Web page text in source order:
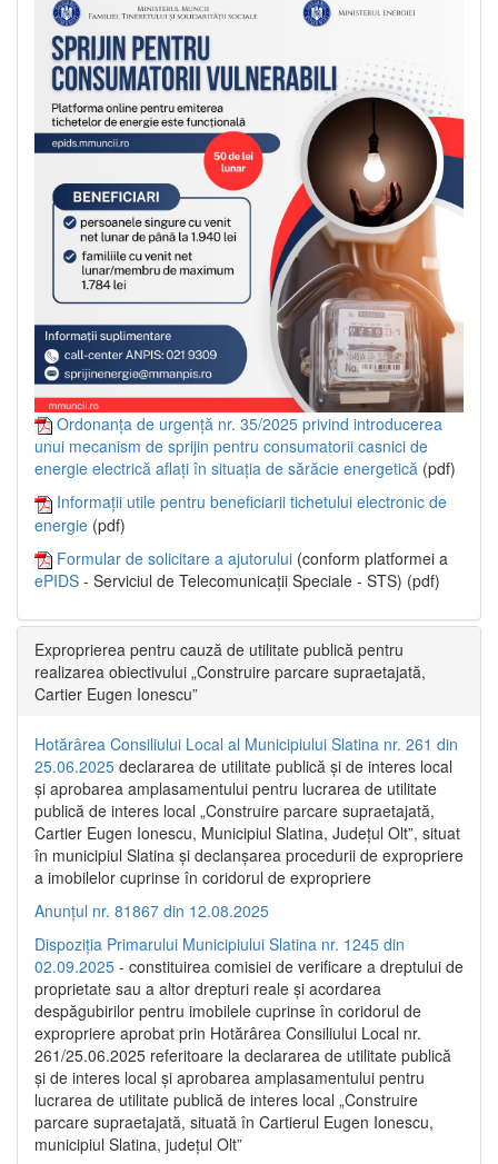
Ordonanța de urgență nr. 35/2025 privind introducerea
unui mecanism de sprijin pentru consumatorii casnici de
energie electrică aflați în situația de sărăcie energetică (pdf)
Informații utile pentru beneficiarii tichetului electronic de
energie (pdf)
Formular de solicitare a ajutorului (conform platformei a
ePIDS - Serviciul de Telecomunicații Speciale - STS) (pdf)
Exproprierea pentru cauză de utilitate publică pentru
realizarea obiectivului „Construire parcare supraetajată,
Cartier Eugen Ionescu”
Hotărârea Consiliului Local al Municipiului Slatina nr. 261 din
25.06.2025 declararea de utilitate publică și de interes local
și aprobarea amplasamentului pentru lucrarea de utilitate
publică de interes local „Construire parcare supraetajată,
Cartier Eugen Ionescu, Municipiul Slatina, Județul Olt”, situat
în municipiul Slatina și declanșarea procedurii de expropriere
a imobilelor cuprinse în coridorul de expropriere
Anunțul nr. 81867 din 12.08.2025
Dispoziția Primarului Municipiului Slatina nr. 1245 din
02.09.2025 - constituirea comisiei de verificare a dreptului de
proprietate sau a altor drepturi reale și acordarea
despăgubirilor pentru imobilele cuprinse în coridorul de
expropriere aprobat prin Hotărârea Consiliului Local nr.
261/25.06.2025 referitoare la declararea de utilitate publică
și de interes local și aprobarea amplasamentului pentru
lucrarea de utilitate publică de interes local „Construire
parcare supraetajată, situată în Cartierul Eugen Ionescu,
municipiul Slatina, județul Olt”